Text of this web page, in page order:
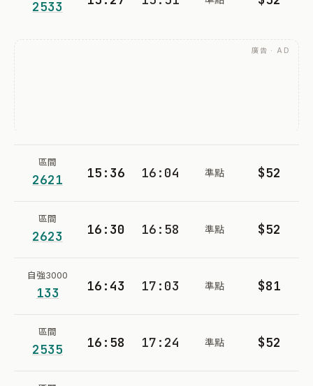
2533
廣告 · AD
區間
2621 15:36 16:04 準點 $52
區間
2623 16:30 16:58 準點 $52
自強3000
133 16:43 17:03 準點 $81
區間
2535 16:58 17:24 準點 $52